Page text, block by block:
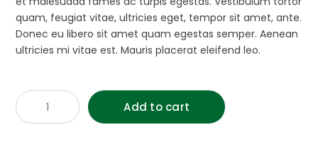
quam, feugiat vitae, ultricies eget, tempor sit amet, ante.
Donec eu libero sit amet quam egestas semper. Aenean
ultricies mi vitae est. Mauris placerat eleifend leo.
Dustcontrol
Dust
Add to cart